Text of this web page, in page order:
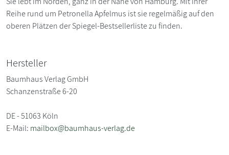
Reihe rund um Petronella Apfelmus ist sie regelmäßig auf den
oberen Plätzen der Spiegel-Bestsellerliste zu finden.
Hersteller
Baumhaus Verlag GmbH
Schanzenstraße 6-20
DE - 51063 Köln
E-Mail: mailbox@baumhaus-verlag.de